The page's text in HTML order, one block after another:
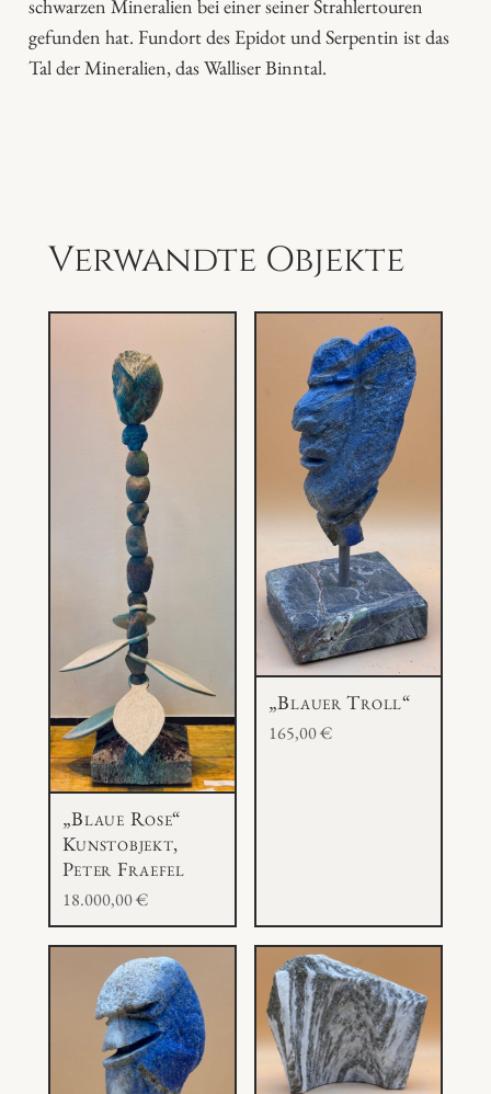
schwarzen Mineralien bei einer seiner Strahlertouren
gefunden hat. Fundort des Epidot und Serpentin ist das
Tal der Mineralien, das Walliser Binntal.
Verwandte Objekte
„Blaue Rose“
Kunstobjekt,
Peter Fraefel
18.000,00€
„Blauer Troll“
165,00€